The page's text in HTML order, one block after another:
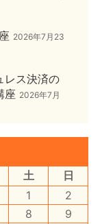
2026年7月23
レス決済の
座 2026年7月
土
日
1
2
8
9